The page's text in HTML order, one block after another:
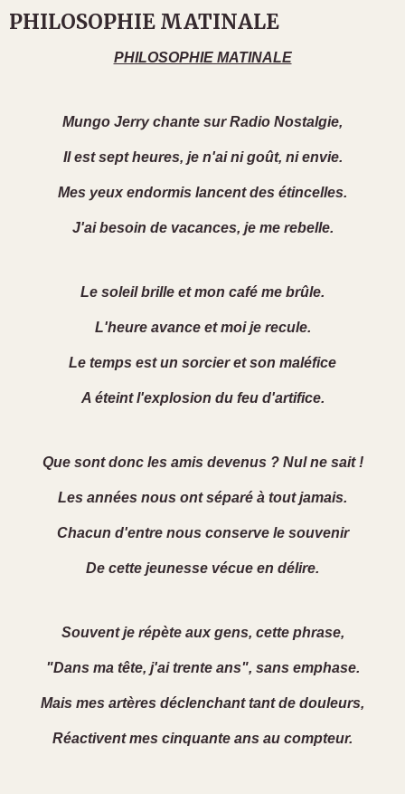
PHILOSOPHIE MATINALE
PHILOSOPHIE MATINALE
Mungo Jerry chante sur Radio Nostalgie,
Il est sept heures, je n'ai ni goût, ni envie.
Mes yeux endormis lancent des étincelles.
J'ai besoin de vacances, je me rebelle.
Le soleil brille et mon café me brûle.
L'heure avance et moi je recule.
Le temps est un sorcier et son maléfice
A éteint l'explosion du feu d'artifice.
Que sont donc les amis devenus ? Nul ne sait !
Les années nous ont séparé à tout jamais.
Chacun d'entre nous conserve le souvenir
De cette jeunesse vécue en délire.
Souvent je répète aux gens, cette phrase,
"Dans ma tête, j'ai trente ans", sans emphase.
Mais mes artères déclenchant tant de douleurs,
Réactivent mes cinquante ans au compteur.